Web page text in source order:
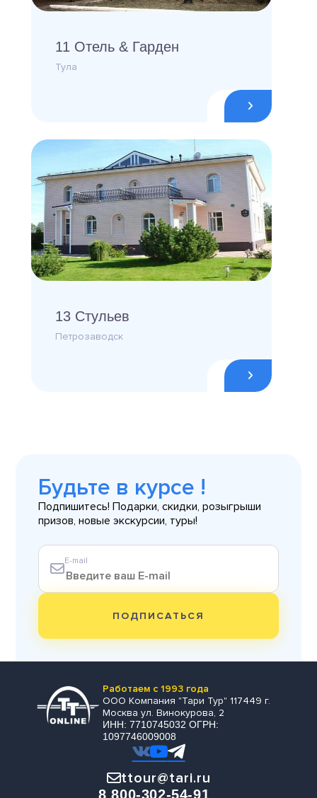
11 Отель & Гарден
Тула
13 Стульев
Петрозаводск
Будьте в курсе !
Подпишитесь! Подарки, скидки, розыгрыши
призов, новые экскурсии, туры!
E-mail
ПОДПИСАТЬСЯ
Работаем с 1993 года
ООО Компания "Тари Тур" 117449 г.
Москва ул. Винокурова, 2
ИНН: 7710745032 ОГРН:
1097746009008
ttour@tari.ru
8 800-302-54-91